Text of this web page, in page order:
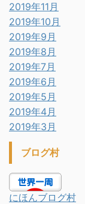
2019年11月
2019年10月
2019年9月
2019年8月
2019年7月
2019年6月
2019年5月
2019年4月
2019年3月
ブログ村
にほんブログ村